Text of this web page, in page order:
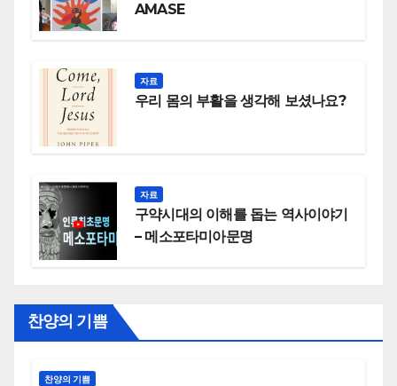
AMASE
자료
우리 몸의 부활을 생각해 보셨나요?
자료
구약시대의 이해를 돕는 역사이야기
– 메소포타미아문명
찬양의 기쁨
찬양의 기쁨